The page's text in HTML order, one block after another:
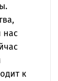
нас
к